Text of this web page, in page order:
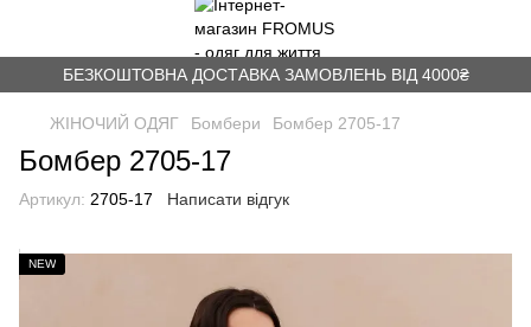
БЕЗКОШТОВНА ДОСТАВКА ЗАМОВЛЕНЬ ВІД 4000₴
ЖІНОЧИЙ ОДЯГ Бомбери Бомбер 2705-17
Бомбер 2705-17
Артикул: 2705-17 Написати відгук
NEW